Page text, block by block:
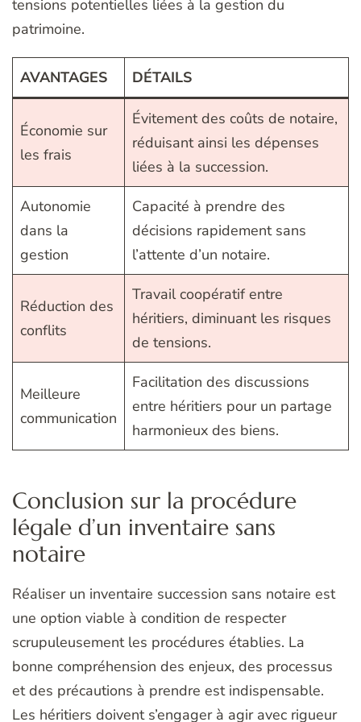
tensions potentielles liées à la gestion du
patrimoine.
AVANTAGES DÉTAILS
Économie sur
les frais
Évitement des coûts de notaire,
réduisant ainsi les dépenses
liées à la succession.
Autonomie
dans la
gestion
Capacité à prendre des
décisions rapidement sans
l’attente d’un notaire.
Réduction des
conflits
Travail coopératif entre
héritiers, diminuant les risques
de tensions.
Meilleure
communication
Facilitation des discussions
entre héritiers pour un partage
harmonieux des biens.
Conclusion sur la procédure
légale d’un inventaire sans
notaire
Réaliser un inventaire succession sans notaire est
une option viable à condition de respecter
scrupuleusement les procédures établies. La
bonne compréhension des enjeux, des processus
et des précautions à prendre est indispensable.
Les héritiers doivent s’engager à agir avec rigueur